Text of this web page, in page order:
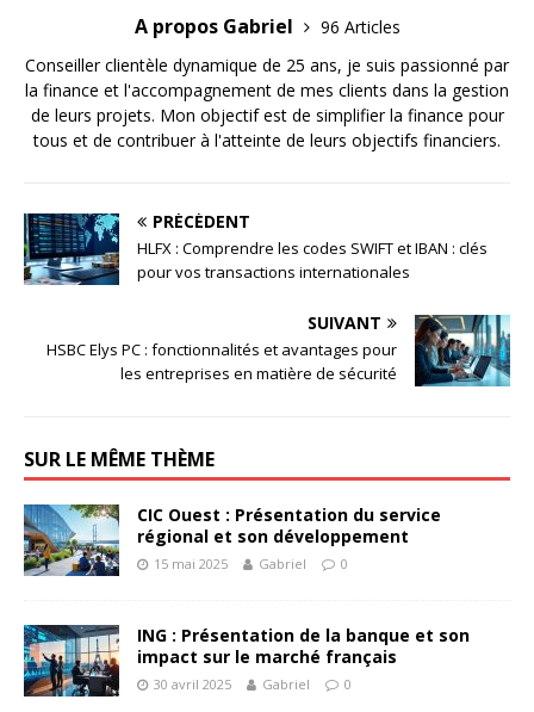
A propos Gabriel
96 Articles
Conseiller clientèle dynamique de 25 ans, je suis passionné par
la finance et l'accompagnement de mes clients dans la gestion
de leurs projets. Mon objectif est de simplifier la finance pour
tous et de contribuer à l'atteinte de leurs objectifs financiers.
PRÉCÉDENT
HLFX : Comprendre les codes SWIFT et IBAN : clés
pour vos transactions internationales
SUIVANT
HSBC Elys PC : fonctionnalités et avantages pour
les entreprises en matière de sécurité
SUR LE MÊME THÈME
CIC Ouest : Présentation du service
régional et son développement
15 mai 2025 Gabriel 0
ING : Présentation de la banque et son
impact sur le marché français
30 avril 2025 Gabriel 0